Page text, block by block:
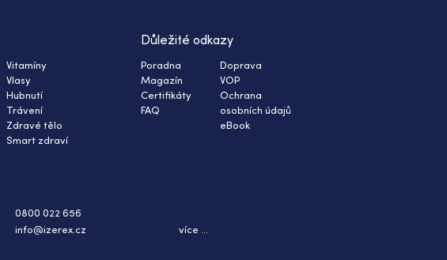
Vitamíny
Vlasy
Hubnutí
Trávení
Zdravé tělo
Smart zdraví
Důležité odkazy
Poradna
Magazín
Certifikáty
FAQ
Doprava
VOP
Ochrana
osobních údajů
eBook
0800 022 656
info@izerex.cz více ...